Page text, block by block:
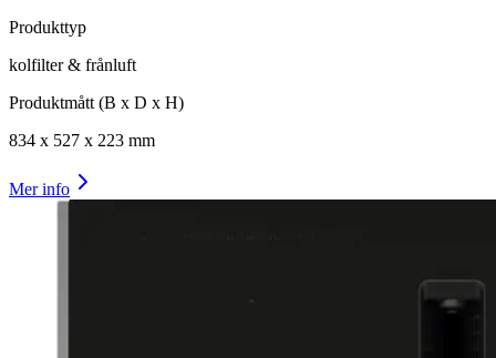
Produkttyp
kolfilter & frånluft
Produktmått (B x D x H)
834 x 527 x 223 mm
Mer info